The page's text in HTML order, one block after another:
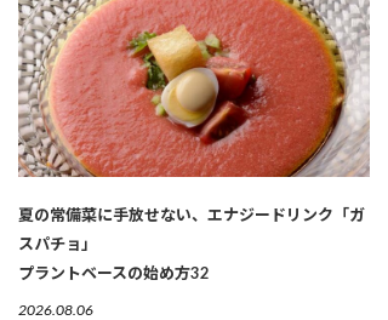
夏の常備菜に手放せない、エナジードリンク「ガ
スパチョ」
プラントベースの始め方32
2026.08.06